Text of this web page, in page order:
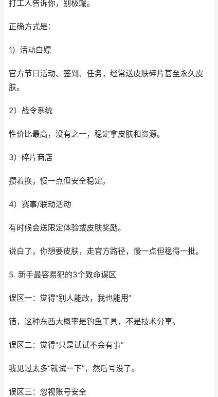
打工人告诉你，别极端。
正确方式是：
1）活动白嫖
官方节日活动、签到、任务，经常送皮肤碎片甚至永久皮
肤。
2）战令系统
性价比最高，没有之一，稳定拿皮肤和资源。
3）碎片商店
攒着换，慢一点但安全稳定。
4）赛事/联动活动
有时候会送限定体验或皮肤奖励。
说白了，你想要皮肤，走官方路径，慢一点但稳得一批。
5. 新手最容易犯的3个致命误区
误区一：觉得“别人能改，我也能用”
错，这种东西大概率是钓鱼工具，不是技术分享。
误区二：觉得“只是试试不会有事”
我见过太多“就试一下”，然后号没了。
误区三：忽视账号安全